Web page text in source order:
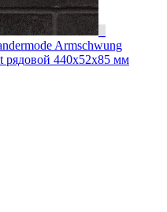
Armschwung
рядовой 440x52x85 мм